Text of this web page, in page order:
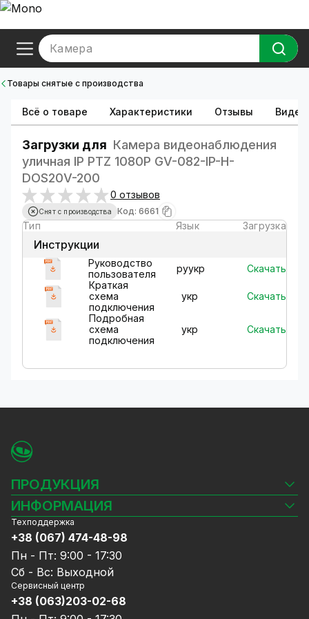
Камера
Товары снятые с производства
Всё о товаре Характеристики Отзывы Видео
Загрузки для Камера видеонаблюдения
уличная IP PTZ 1080P GV-082-IP-H-
DOS20V-200
0 отзывов
Снят с производства Код: 6661
Тип Язык Загрузка
Инструкции
Руководство
пользователя
руукр
Скачать
Краткая
схема
подключения
укр
Скачать
Подробная
схема
подключения
укр Скачать
ПРОДУКЦИЯ
Камеры видеонаблюдения
Видеорегистраторы
Комплекты видеонаблюдения
СКУД
Источники питания
Сетевое оборудование
Ноутбуки и компьютеры
ИНФОРМАЦИЯ
Блог
Доставка и оплата
Гарантия и Сервисное обслуживание
Политика конфиденциальности
Договор публичной оферты
Сотрудничество
Техподдержка
+38 (067) 474-48-98
Пн - Пт: 9:00 - 17:30
Сб - Вс: Выходной
Сервисный центр
+38 (063)203-02-68